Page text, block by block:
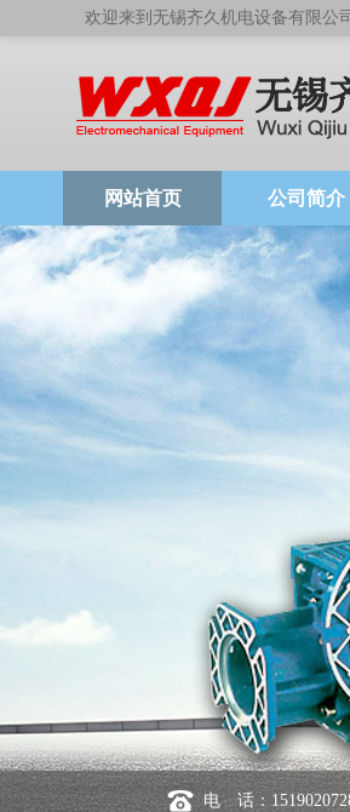
欢迎来到无锡齐久机电设备有限公
网站首页 公司简介
电 话：